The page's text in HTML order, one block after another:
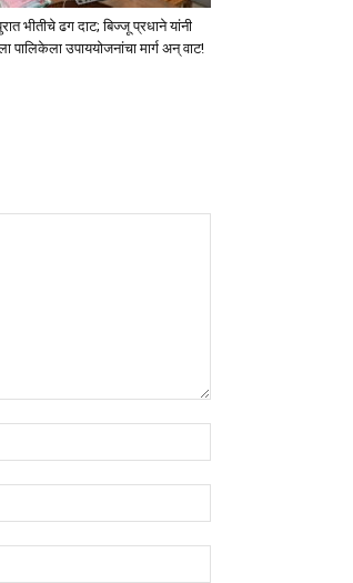
भीतीचे ढग दाट; बिज्जू प्रधाने यांनी
पालिकेला उपाययोजनांचा मार्ग अन् वाट!